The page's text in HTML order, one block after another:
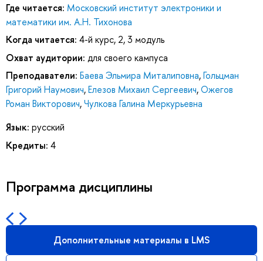
Где читается: Московский институт электроники и
математики им. А.Н. Тихонова
Когда читается: 4-й курс, 2, 3 модуль
Охват аудитории: для своего кампуса
Преподаватели: Баева Эльмира Миталиповна,Гольцман
Григорий Наумович,Елезов Михаил Сергеевич,Ожегов
Роман Викторович,Чулкова Галина Меркурьевна
Язык: русский
Кредиты: 4
Программа дисциплины
Дополнительные материалы в LMS